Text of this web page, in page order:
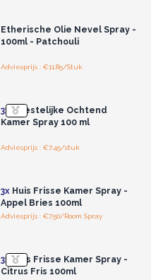
Etherische Olie Nevel Spray -
100ml - Patchouli
Adviesprijs : €11.85/Stuk
3x Feestelijke Ochtend
Kamer Spray 100 ml
Adviesprijs : €7.45/stuk
3xHuis Frisse Kamer Spray -
Appel Bries 100ml
Adviesprijs : €7.50/Room Spray
3x Huis Frisse Kamer Spray -
Citrus Fris 100ml